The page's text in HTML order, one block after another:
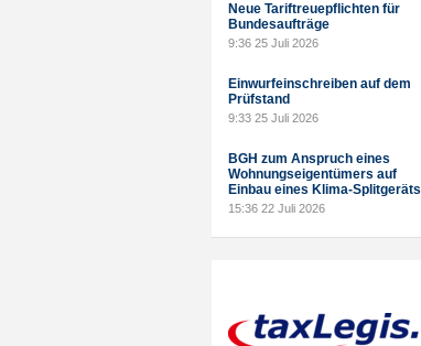
Neue Tariftreuepflichten für
Bundesaufträge
9:36 25 Juli 2026
Einwurfeinschreiben auf dem
Prüfstand
9:33 25 Juli 2026
BGH zum Anspruch eines
Wohnungseigentümers auf
Einbau eines Klima-Splitgeräts
15:36 22 Juli 2026